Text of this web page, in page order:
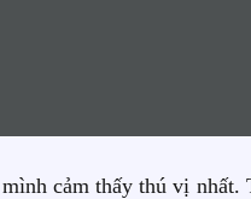
cảm thấy thú vị